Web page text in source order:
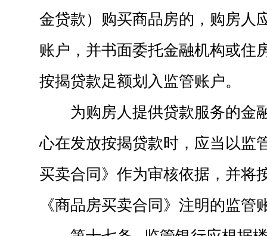
金贷款）购买商品房的，购房人
账户，并书面委托金融机构或住
按揭贷款足额划入监管账户。
为购房人提供贷款服务的金
心在发放按揭贷款时，应当以监
买卖合同》作为审核依据，并将
《商品房买卖合同》注明的监管